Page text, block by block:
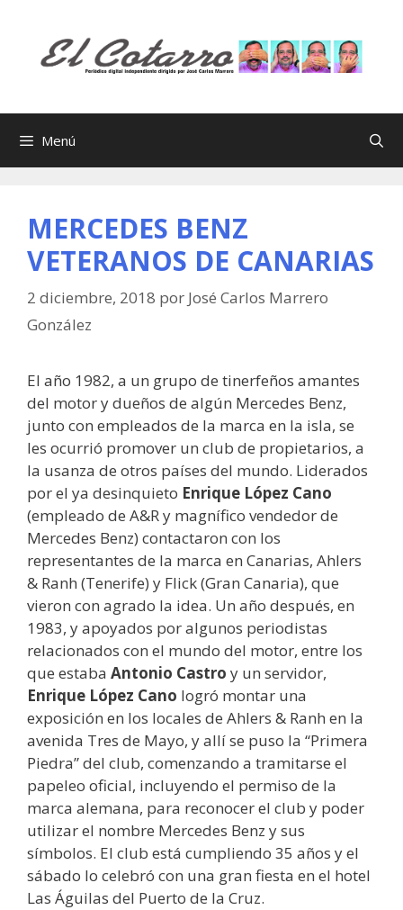
contenido
Menú
MERCEDES BENZ
VETERANOS DE CANARIAS
2 diciembre, 2018 por José Carlos Marrero
González
El año 1982, a un grupo de tinerfeños amantes
del motor y dueños de algún Mercedes Benz,
junto con empleados de la marca en la isla, se
les ocurrió promover un club de propietarios, a
la usanza de otros países del mundo. Liderados
por el ya desinquieto Enrique López Cano
(empleado de A&R y magnífico vendedor de
Mercedes Benz) contactaron con los
representantes de la marca en Canarias, Ahlers
& Ranh (Tenerife) y Flick (Gran Canaria), que
vieron con agrado la idea. Un año después, en
1983, y apoyados por algunos periodistas
relacionados con el mundo del motor, entre los
que estaba Antonio Castro y un servidor,
Enrique López Cano logró montar una
exposición en los locales de Ahlers & Ranh en la
avenida Tres de Mayo, y allí se puso la “Primera
Piedra” del club, comenzando a tramitarse el
papeleo oficial, incluyendo el permiso de la
marca alemana, para reconocer el club y poder
utilizar el nombre Mercedes Benz y sus
símbolos. El club está cumpliendo 35 años y el
sábado lo celebró con una gran fiesta en el hotel
Las Águilas del Puerto de la Cruz.